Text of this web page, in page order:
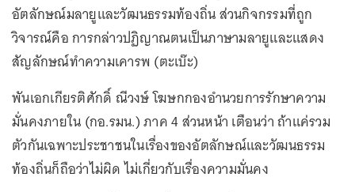
อัตลักษณ์มลายูและวัฒนธรรมท้องถิ่น ส่วนกิจกรรมที่ถูก
วิจารณ์คือ การกล่าวปฏิญาณตนเป็นภาษามลายูและแสดง
สัญลักษณ์ทำความเคารพ (ตะเบ๊ะ)
พันเอกเกียรติศักดิ์ ณีวงษ์ โฆษกกองอำนวยการรักษาความ
มั่นคงภายใน (กอ.รมน.) ภาค 4 ส่วนหน้า เตือนว่า ถ้าแค่รวม
ตัวกันเฉพาะประชาชนในเรื่องของอัตลักษณ์และวัฒนธรรม
ท้องถิ่นก็ถือว่าไม่ผิด ไม่เกี่ยวกับเรื่องความมั่นคง